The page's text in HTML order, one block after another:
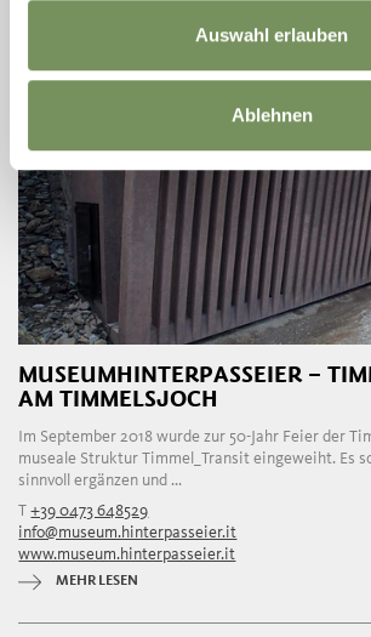
Auswahl erlauben
Ablehnen
MUSEUMHINTERPASSEIER –
AM TIMMELSJOCH
Im September 2018 wurde zur 50-Jahr Feier der
museale Struktur Timmel_Transit eingeweiht. Es
sinnvoll ergänzen und ...
T+39 0473 648529
info@museum.hinterpasseier.it
www.museum.hinterpasseier.it
MEHR LESEN